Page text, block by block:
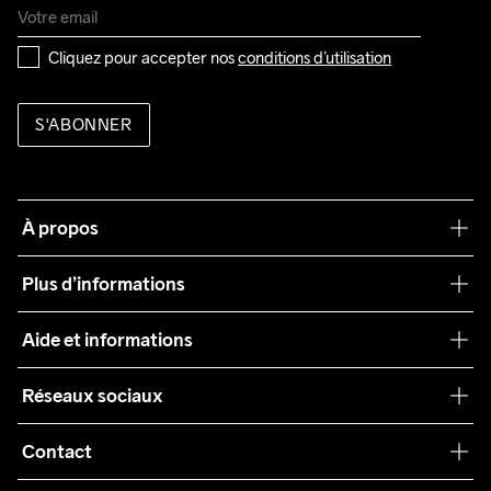
Cliquez pour accepter nos conditions d’utilisation
S'ABONNER
À propos
Plus d’informations
Teamwear
Durabilité
Collaborations
Aide et informations
Conditions générales
Retours
Réseaux sociaux
Contact